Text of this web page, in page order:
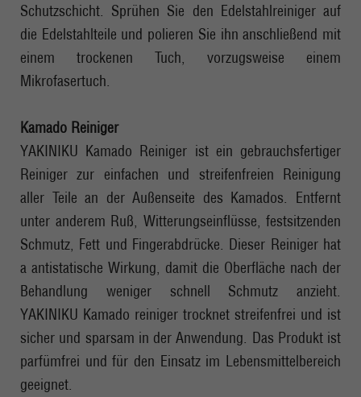
Schutzschicht. Sprühen Sie den Edelstahlreiniger auf
die Edelstahlteile und polieren Sie ihn anschließend mit
einem trockenen Tuch, vorzugsweise einem
Mikrofasertuch.
Kamado Reiniger
YAKINIKU Kamado Reiniger ist ein gebrauchsfertiger
Reiniger zur einfachen und streifenfreien Reinigung
aller Teile an der Außenseite des Kamados. Entfernt
unter anderem Ruß, Witterungseinflüsse, festsitzenden
Schmutz, Fett und Fingerabdrücke. Dieser Reiniger hat
a antistatische Wirkung, damit die Oberfläche nach der
Behandlung weniger schnell Schmutz anzieht.
YAKINIKU Kamado reiniger trocknet streifenfrei und ist
sicher und sparsam in der Anwendung. Das Produkt ist
parfümfrei und für den Einsatz im Lebensmittelbereich
geeignet.